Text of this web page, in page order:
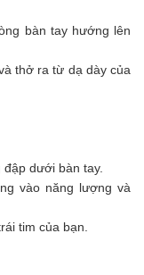
bàn tay hướng lên
thở ra từ dạ dày của
dưới bàn tay.
vào năng lượng và
tim của bạn.